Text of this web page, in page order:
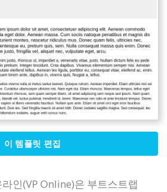
이 템플릿 편집
인(VP Online)은 부트스트랩